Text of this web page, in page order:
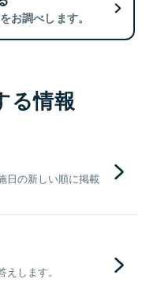
お調べします。
る情報
日の新しい順に掲載
します。